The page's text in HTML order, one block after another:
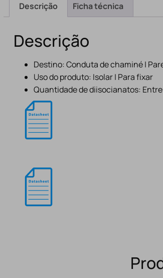
Descrição Ficha técnica
Descrição
Destino: Conduta de chaminé |
Uso do produto: Isolar | Para fixar
Quantidade de diisocianatos: Entre